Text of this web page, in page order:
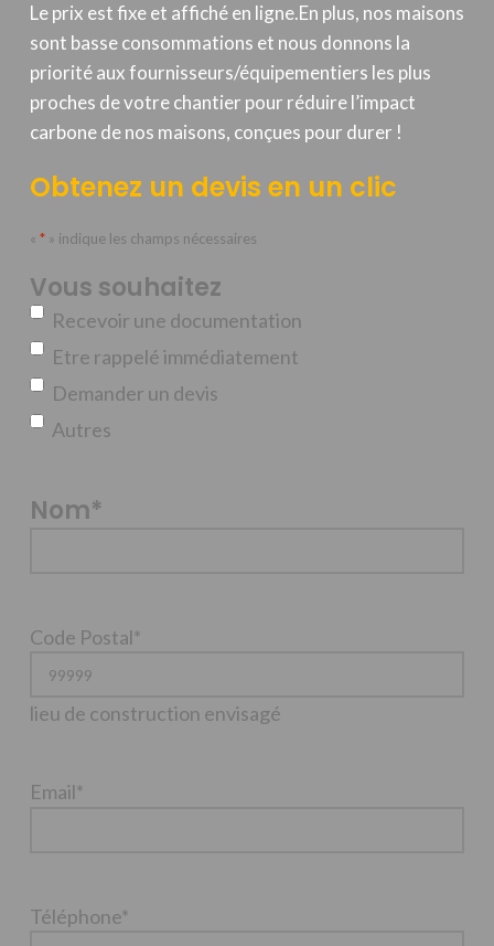
Le prix est fixe et affiché en ligne.En plus, nos maisons
sont basse consommations et nous donnons la
priorité aux fournisseurs/équipementiers les plus
proches de votre chantier pour réduire l’impact
carbone de nos maisons, conçues pour durer !
Obtenez un devis en un clic
« *» indique les champs nécessaires
Vous souhaitez
Recevoir une documentation
Etre rappelé immédiatement
Demander un devis
Autres
Nom*
Code Postal*
lieu de construction envisagé
Email*
Téléphone*